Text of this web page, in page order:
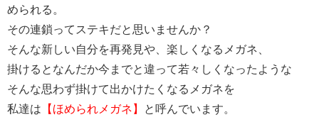
められる。
その連鎖ってステキだと思いませんか？
そんな新しい自分を再発見や、楽しくなるメガネ、
掛けるとなんだか今までと違って若々しくなったような
そんな思わず掛けて出かけたくなるメガネを
私達は 【ほめられメガネ】 と呼んでいます。